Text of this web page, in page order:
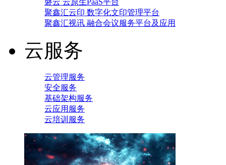
磐云 云原生PaaS平台
聚鑫汇云印 数字化文印管理平台
聚鑫汇视讯 融合会议服务平台及应用
云服务
云管理服务
安全服务
基础架构服务
云应用服务
云培训服务